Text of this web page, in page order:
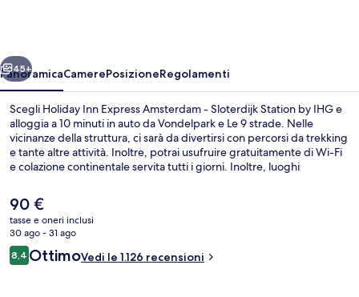
Sloterdijk
Station
by
IHG
Avanti
45+
PanoramicaCamerePosizioneRegolamenti
Scegli Holiday Inn Express Amsterdam - Sloterdijk Station by IHG e
alloggia a 10 minuti in auto da Vondelpark e Le 9 strade. Nelle
vicinanze della struttura, ci sarà da divertirsi con percorsi da trekking
e tante altre attività. Inoltre, potrai usufruire gratuitamente di Wi-Fi
e colazione continentale servita tutti i giorni. Inoltre, luoghi
distanza in auto dalla struttura. Le recensioni apprezzano la posizione
comoda per i mezzi pubblici: Stazione metro di Sloterdijk si trova a 3
min e Stazione metro di Molenwerf a 10 min.
Il
prezzo
attuale
è
90 €
90 €
tasse e oneri inclusi
30 ago - 31 ago
Recensioni
8,48,4 su 10
OttimoVedi le 1.126 recensioni